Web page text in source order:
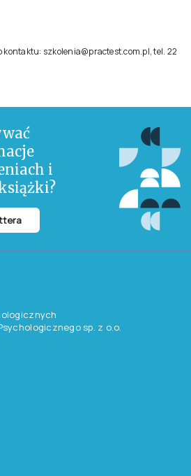
kontaktu: szkolenia@practest.com.pl, tel. 22
i
sp. z o.o.